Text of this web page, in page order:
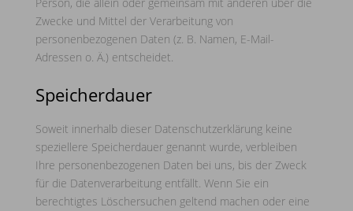
Zwecke und Mittel der Verarbeitung von
personenbezogenen Daten (z. B. Namen, E-Mail-
Adressen o. Ä.) entscheidet.
Speicherdauer
Soweit innerhalb dieser Datenschutzerklärung keine
speziellere Speicherdauer genannt wurde, verbleiben
Ihre personenbezogenen Daten bei uns, bis der Zweck
für die Datenverarbeitung entfällt. Wenn Sie ein
berechtigtes Löschersuchen geltend machen oder eine